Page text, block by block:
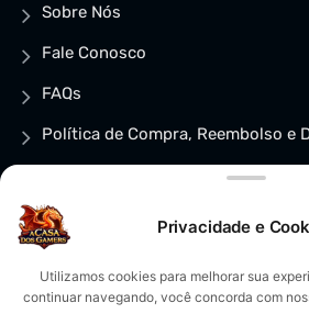
Sobre Nós
Fale Conosco
FAQs
Política de Compra, Reembolso e
Política de Cookies (BR)
Privacidade e
Utilizamos cookies para melhorar sua
continuar navegando, você concorda com
Pega teu loot de
boas-vindas! 🎁